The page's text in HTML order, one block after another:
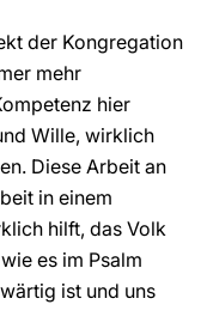
der Kongregation
mehr
hier
Wille, wirklich
Diese Arbeit an
in einem
hilft, das Volk
es im Psalm
ist und uns